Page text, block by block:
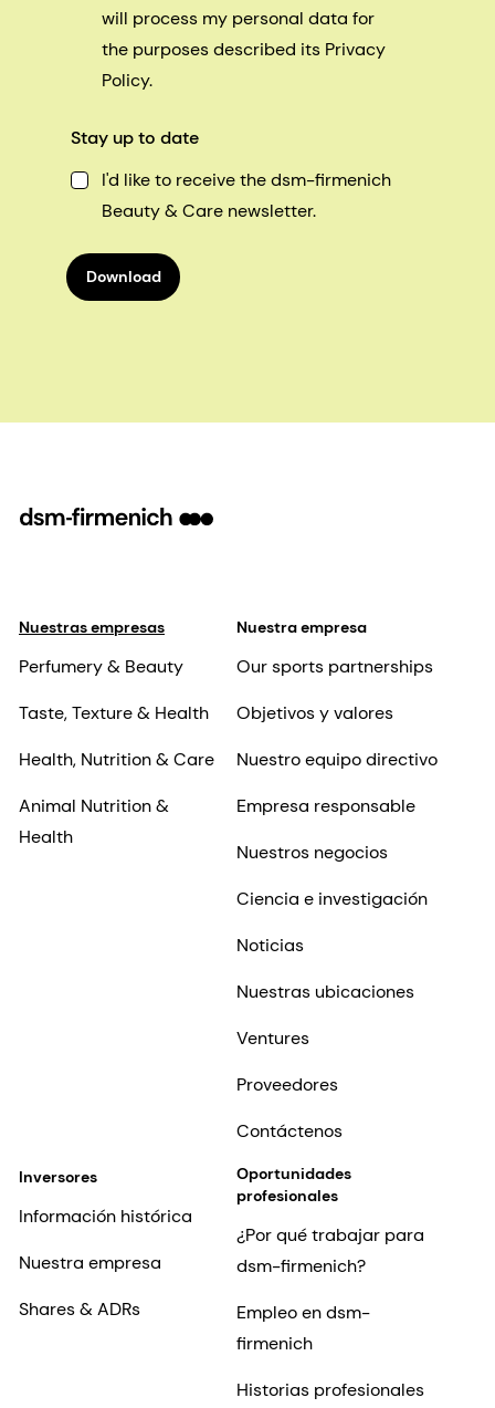
will process my personal data for
the purposes described its Privacy
Policy.
Stay up to date
I'd like to receive the dsm-firmenich
Beauty & Care newsletter.
Download
Nuestras empresas
Perfumery & Beauty
Taste, Texture & Health
Health, Nutrition & Care
Animal Nutrition &
Health
Nuestra empresa
Our sports partnerships
Objetivos y valores
Nuestro equipo directivo
Empresa responsable
Nuestros negocios
Ciencia e investigación
Noticias
Nuestras ubicaciones
Ventures
Proveedores
Contáctenos
Inversores
Información histórica
Nuestra empresa
Shares & ADRs
Oportunidades
profesionales
¿Por qué trabajar para
dsm-firmenich?
Empleo en dsm-
firmenich
Historias profesionales